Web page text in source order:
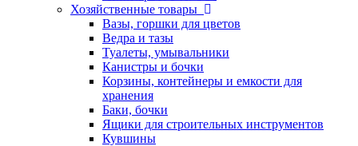
Хозяйственные товары
Вазы, горшки для цветов
Ведра и тазы
Туалеты, умывальники
Канистры и бочки
Корзины, контейнеры и емкости для
хранения
Баки, бочки
Ящики для строительных инструментов
Кувшины